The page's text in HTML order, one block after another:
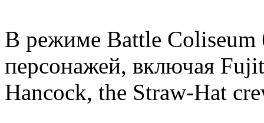
В режиме Battle Coliseum
персонажей, включая
Hancock, the Straw-Hat